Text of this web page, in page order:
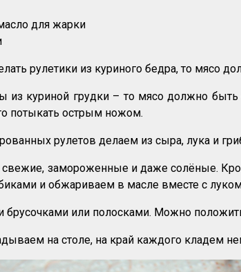
для жарки
рулетики из куриного бедра, то мясо
из куриной грудки – то мясо должно
потыкать острым ножом.
рулетов делаем из сыра, лука и
замороженные и даже солёные.
и обжариваем в масле вместе с
или полосками. Можно
на столе, на край каждого кладем